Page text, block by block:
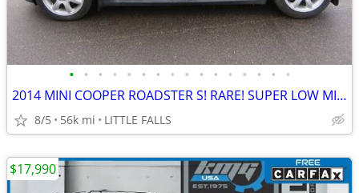
• • • • • • • • • • • • • • • •
2014 MINI COOPER ROADSTER S! RARE! SUPER LOW MILES! LOADED W/ OPTIONS!
8/5 56k mi LITTLE FALLS
$17,990